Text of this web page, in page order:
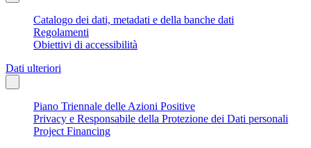
Catalogo dei dati, metadati e della banche dati
Regolamenti
Obiettivi di accessibilità
Dati ulteriori
Piano Triennale delle Azioni Positive
Privacy e Responsabile della Protezione dei Dati personali
Project Financing